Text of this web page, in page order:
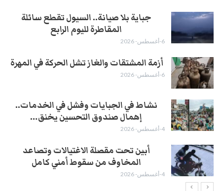
جباية بلا صيانة.. السيول تقطع سائلة
المقاطرة لليوم الرابع
6-أغسطس- 2026
أزمة المشتقات والغاز تشل الحركة في المهرة ​
6-أغسطس- 2026
نشاط في الجبايات وفشل في الخدمات..
إهمال صندوق التحسين يخنق…
4-أغسطس- 2026
أبين تحت مقصلة الاغتيالات وتصاعد
المخاوف من سقوط أمني كامل
4-أغسطس- 2026